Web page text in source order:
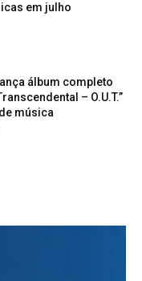
em julho
álbum completo
– O.U.T.”
música